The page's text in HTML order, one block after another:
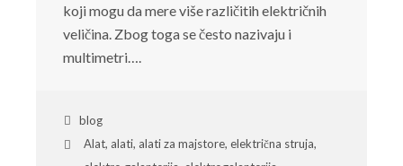
koji mogu da mere više različitih električnih
veličina. Zbog toga se često nazivaju i
multimetri….
blog
Alat, alati, alati za majstore, električna struja,